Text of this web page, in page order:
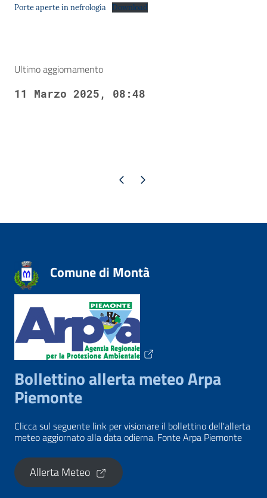
Porte aperte in nefrologia Download
Ultimo aggiornamento
11 Marzo 2025, 08:48
Pagina precedente
Pagina successiva
Comune di Montà
Bollettino allerta meteo Arpa
Piemonte
Clicca sul seguente link per visionare il bollettino dell'allerta
meteo aggiornato alla data odierna. Fonte Arpa Piemonte
Allerta Meteo